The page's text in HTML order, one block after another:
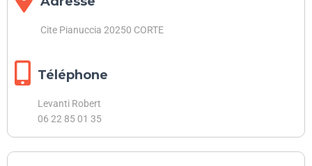
Cite Pianuccia 20250 CORTE
Téléphone
Levanti Robert
06 22 85 01 35